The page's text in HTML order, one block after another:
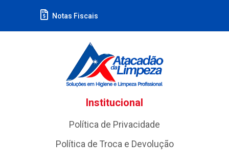
Notas Fiscais
Institucional
Política de Privacidade
Política de Troca e Devolução